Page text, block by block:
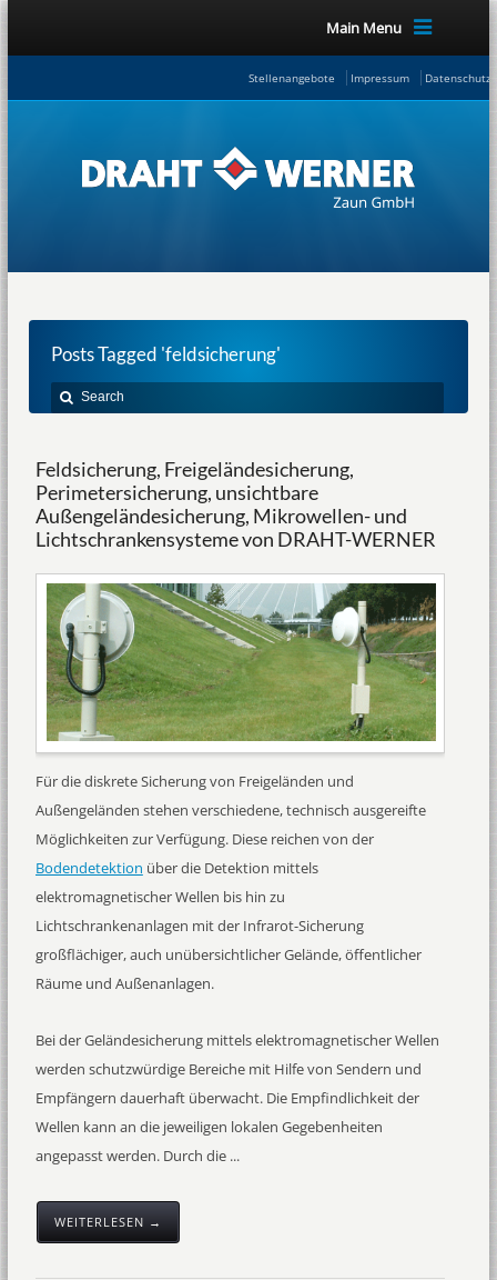
Main Menu
Stellenangebote Impressum
Posts Tagged 'feldsicherung'
Feldsicherung, Freigeländesicherung,
Perimetersicherung, unsichtbare
Außengeländesicherung, Mikrowellen- und
Lichtschrankensysteme von DRAHT-WERNER
Für die diskrete Sicherung von Freigeländen und
Außengeländen stehen verschiedene, technisch ausgereifte
Möglichkeiten zur Verfügung. Diese reichen von der
Bodendetektion über die Detektion mittels
elektromagnetischer Wellen bis hin zu
Lichtschrankenanlagen mit der Infrarot-Sicherung
großflächiger, auch unübersichtlicher Gelände, öffentlicher
Räume und Außenanlagen.
Bei der Geländesicherung mittels elektromagnetischer Wellen
werden schutzwürdige Bereiche mit Hilfe von Sendern und
Empfängern dauerhaft überwacht. Die Empfindlichkeit der
Wellen kann an die jeweiligen lokalen Gegebenheiten
angepasst werden. Durch die ...
WEITERLESEN →